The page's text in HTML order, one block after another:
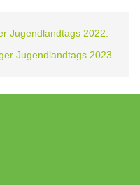
Jugendlandtags 2022.
Jugendlandtags 2023.